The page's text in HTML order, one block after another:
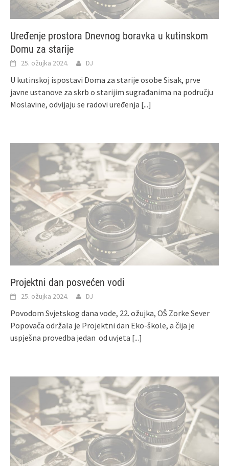
Uređenje prostora Dnevnog boravka u kutinskom
Domu za starije
25. ožujka 2024. DJ
U kutinskoj ispostavi Doma za starije osobe Sisak, prve
javne ustanove za skrb o starijim sugrađanima na području
Moslavine, odvijaju se radovi uređenja [...]
Projektni dan posvećen vodi
25. ožujka 2024. DJ
Povodom Svjetskog dana vode, 22. ožujka, OŠ Zorke Sever
Popovača održala je Projektni dan Eko-škole, a čija je
uspješna provedba jedan od uvjeta [...]